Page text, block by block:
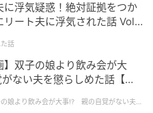
人
に浮気疑惑！絶対証拠をつか
リート夫に浮気された話 Vol.
話
】双子の娘より飲み会が大
ない夫を懲らしめた話【第1
の娘より飲み会が大事!? 親の自覚がない夫を